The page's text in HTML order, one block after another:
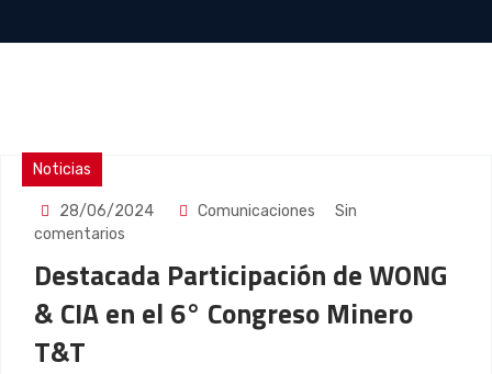
Noticias
28/06/2024 Comunicaciones
Sin
comentarios
Destacada Participación de WONG
& CIA en el 6° Congreso Minero
T&T